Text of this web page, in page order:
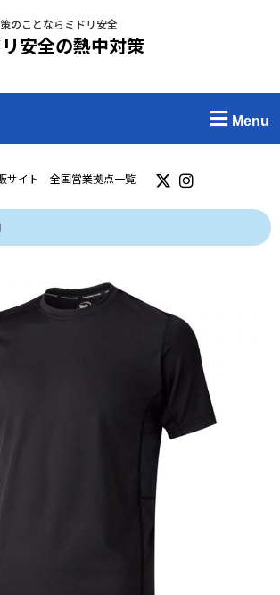
のことならミドリ安全
安全の熱中対策
Menu
サイト ｜ 全国営業拠点一覧